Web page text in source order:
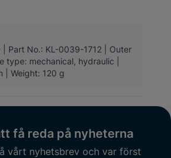
| Part No.: KL-0039-1712 | Outer
type: mechanical, hydraulic |
| Weight: 120 g
få reda på nyheterna
vårt nyhetsbrev och var först